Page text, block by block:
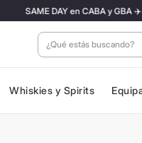
SAME DAY en CABA y GBA ✈️
¿Qué estás
Whiskies y Spirits